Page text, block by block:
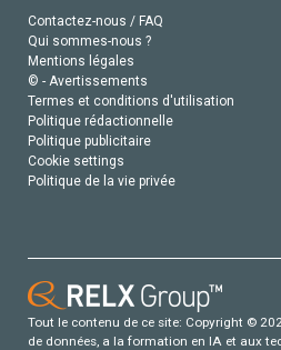
Contactez-nous / FAQ
Qui sommes-nous ?
Mentions légales
© - Avertissements
Termes et conditions d'utilisation
Politique rédactionnelle
Politique publicitaire
Cookie settings
Politique de la vie privée
Tout le contenu de ce site: Copyright ©
de données, a la formation en IA et aux